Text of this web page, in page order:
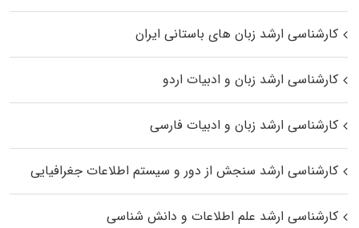
کارشناسی ارشد زبان‌ های باستانی ایران
کارشناسی ارشد زبان و ادبیات اردو
کارشناسی ارشد زبان و ادبیات فارسی
کارشناسی ارشد سنجش از دور و سیستم اطلاعات جغرافیایی
کارشناسی ارشد علم اطلاعات و دانش شناسی